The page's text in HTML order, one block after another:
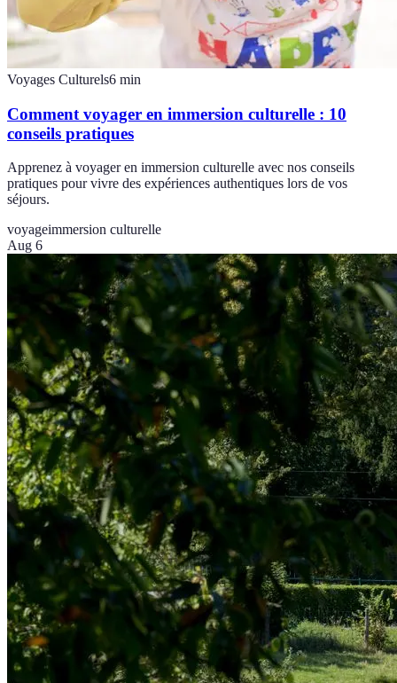
Voyages Culturels6 min
Comment voyager en immersion culturelle : 10
conseils pratiques
Apprenez à voyager en immersion culturelle avec nos conseils
pratiques pour vivre des expériences authentiques lors de vos
séjours.
voyageimmersion culturelle
Aug 6